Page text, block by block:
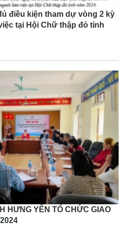
điều kiện tham dự vòng 2 kỳ
tại Hội Chữ thập đỏ tỉnh
HƯNG YÊN TỔ CHỨC GIAO